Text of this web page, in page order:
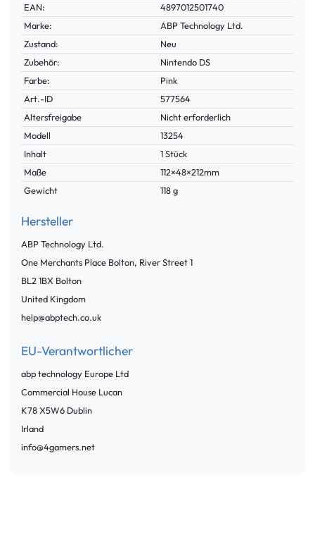
Technisches
Merkmal
Wert
EAN:
4897012501740
Marke:
ABP Technology Ltd.
Zustand:
Neu
Zubehör:
Nintendo DS
Farbe:
Pink
Technisches
Merkmal
Wert
Art.-ID
577564
Altersfreigabe
Nicht erforderlich
Modell
13254
Inhalt
1 Stück
Maße
112×48×212mm
Gewicht
118 g
Hersteller
ABP Technology Ltd.
One Merchants Place Bolton, River Street1
BL2 1BX Bolton
United Kingdom
help@abptech.co.uk
EU-Verantwortlicher
abp technology Europe Ltd
Commercial House Lucan
K78 X5W6 Dublin
Irland
info@4gamers.net